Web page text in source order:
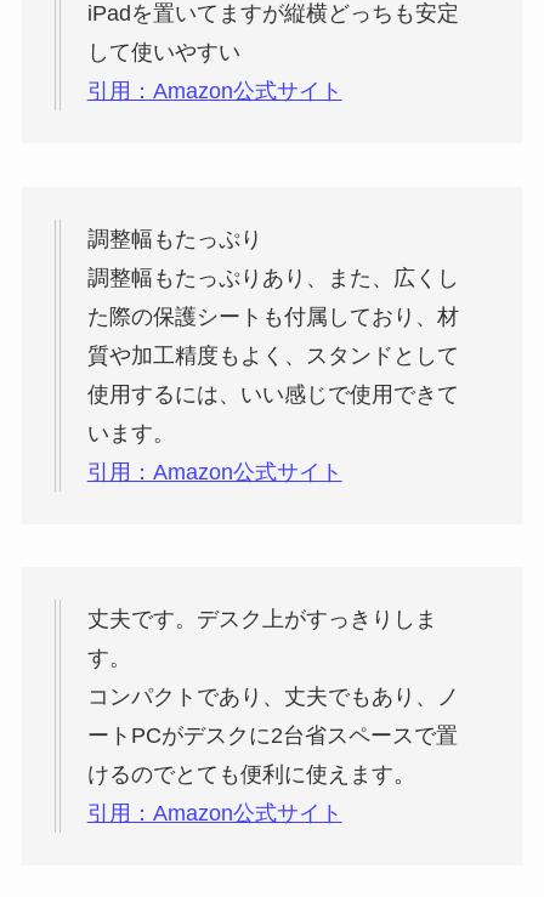
iPadを置いてますが縦横どっちも安定
して使いやすい
引用：Amazon公式サイト
調整幅もたっぷり
調整幅もたっぷりあり、また、広くし
た際の保護シートも付属しており、材
質や加工精度もよく、スタンドとして
使用するには、いい感じで使用できて
います。
引用：Amazon公式サイト
丈夫です。デスク上がすっきりしま
す。
コンパクトであり、丈夫でもあり、ノ
ートPCがデスクに2台省スペースで置
けるのでとても便利に使えます。
引用：Amazon公式サイト